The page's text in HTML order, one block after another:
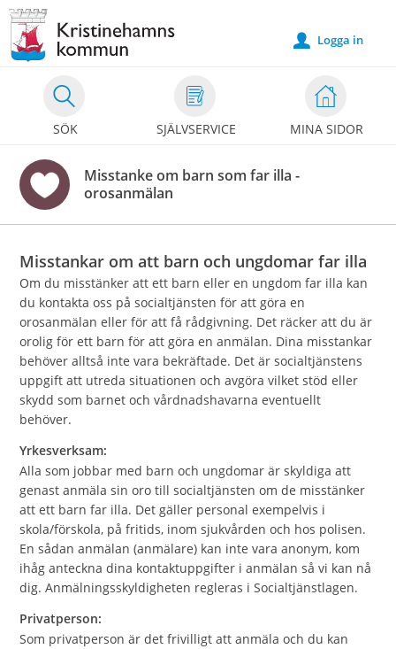
Välkommen
till
e-
tjänster
Kristinehamns
kommun
SÖK SJÄLVSERVICE MINA SIDOR
u Logga in
Misstanke om barn som far illa -
orosanmälan
Misstankar om att barn och ungdomar far illa
Om du misstänker att ett barn eller en ungdom far illa kan
du kontakta oss på socialtjänsten för att göra en
orosanmälan eller för att få rådgivning. Det räcker att du är
orolig för ett barn för att göra en anmälan. Dina misstankar
behöver alltså inte vara bekräftade. Det är socialtjänstens
uppgift att utreda situationen och avgöra vilket stöd eller
skydd som barnet och vårdnadshavarna eventuellt
behöver.
Yrkesverksam:
Alla som jobbar med barn och ungdomar är skyldiga att
genast anmäla sin oro till socialtjänsten om de misstänker
att ett barn far illa. Det gäller personal exempelvis i
skola/förskola, på fritids, inom sjukvården och hos polisen.
En sådan anmälan (anmälare) kan inte vara anonym, kom
ihåg anteckna dina kontaktuppgifter i anmälan så vi kan nå
dig. Anmälningsskyldigheten regleras i Socialtjänstlagen.
Privatperson:
Som privatperson är det frivilligt att anmäla och du kan